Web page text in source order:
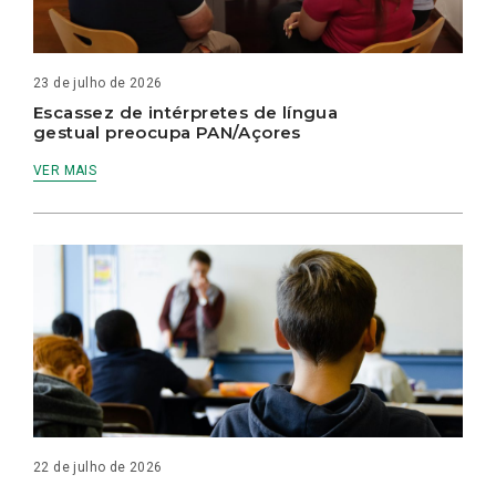
23 de julho de 2026
Escassez de intérpretes de língua
gestual preocupa PAN/Açores
VER MAIS
22 de julho de 2026